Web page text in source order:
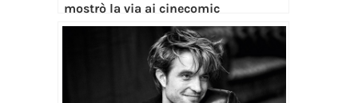
mostrò la via ai cinecomic